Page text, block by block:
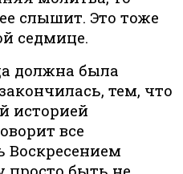
слышит. Это тоже
седмице.
должна была
тем, что
историей
все
Воскресением